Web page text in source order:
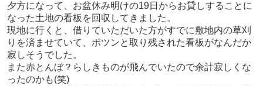
夕方になって、お盆休み明けの19日からお貸しすることに
なった土地の看板を回収してきました。
現地に行くと、借りていただいた方がすでに敷地内の草刈
りを済ませていて、ポツンと取り残された看板がなんだか
寂しそうでした。
また赤とんぼ？らしきものが飛んでいたので余計寂しくな
ったのかも(笑)